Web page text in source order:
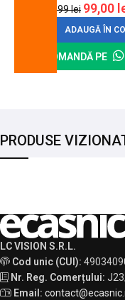
120,99lei 99,00
ADAUGĂ ÎN
COMANDĂ PE
PRODUSE
LC VISION S.R.L.
Cod unic (CUI):
Nr. Reg. Comerțului:
Email: